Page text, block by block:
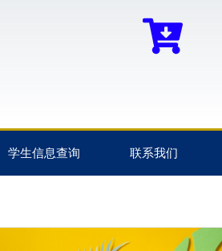
学生信息查询 联系我们